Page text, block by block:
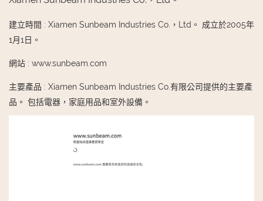
建立時間 : Xiamen Sunbeam Industries Co.，Ltd。 成立於2005年
1月1日。
網站 : www.sunbeam.com
主要產品 : Xiamen Sunbeam Industries Co.有限公司提供的主要產
品。 包括電器，家庭用品和室外設備。